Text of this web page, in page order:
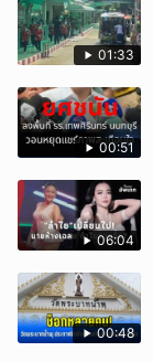
01:33
00:51
06:04
00:48